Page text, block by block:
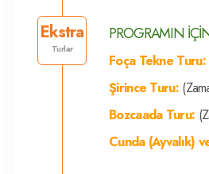
Ekstra
Turlar
PROGRAMIN
Foça Tekne Turu:
Şirince Turu:
Bozcaada Turu:
Cunda (Ayvalık)